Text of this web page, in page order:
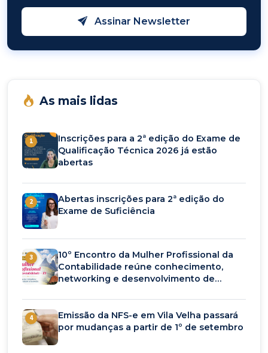
Assinar Newsletter
As mais lidas
1
Inscrições para a 2ª edição do Exame de
Qualificação Técnica 2026 já estão
abertas
2
Abertas inscrições para 2ª edição do
Exame de Suficiência
3
10º Encontro da Mulher Profissional da
Contabilidade reúne conhecimento,
networking e desenvolvimento de
4
Emissão da NFS-e em Vila Velha passará
por mudanças a partir de 1º de setembro